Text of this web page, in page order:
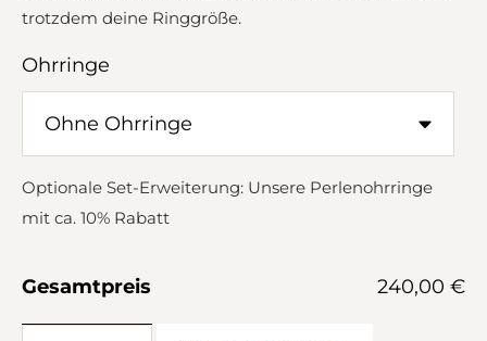
trotzdem deine Ringgröße.
Ohrringe
Optionale Set-Erweiterung: Unsere Perlenohrringe
mit ca. 10% Rabatt
Gesamtpreis 240,00 €